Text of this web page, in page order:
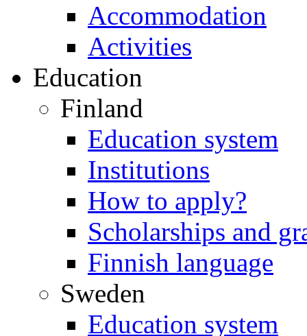
Accommodation
Activities
Education
Finland
Education system
Institutions
How to apply?
Scholarships and
Finnish language
Sweden
Education system